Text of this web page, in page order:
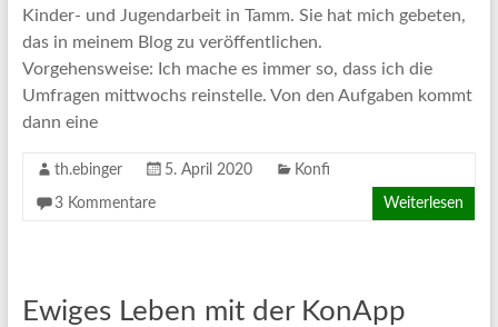
Kinder- und Jugendarbeit in Tamm. Sie hat mich gebeten,
das in meinem Blog zu veröffentlichen.
Vorgehensweise: Ich mache es immer so, dass ich die
Umfragen mittwochs reinstelle. Von den Aufgaben kommt
dann eine
th.ebinger 5. April 2020 Konfi
3 Kommentare Weiterlesen
Ewiges Leben mit der KonApp